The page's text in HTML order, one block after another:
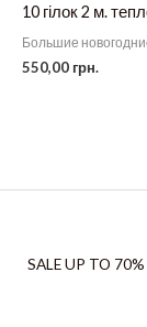
10 гілок 2 м.
Большие
550,00 грн.
SALE UP TO